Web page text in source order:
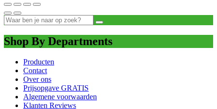
Shop By Departments
Producten
Contact
Over ons
Prijsopgave GRATIS
Algemene voorwaarden
Klanten Reviews